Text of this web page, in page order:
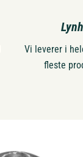
Vi leverer i
fleste